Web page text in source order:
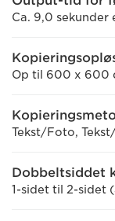
Ca. 9,0 sekunder
Op til 600 x 600
Tekst/Foto,
Dobbeltsiddet
1-sidet til 2-sidet